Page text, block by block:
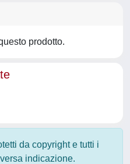
prodotto.
da copyright e tutti i
indicazione.